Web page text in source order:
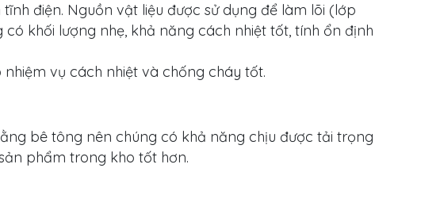
điện. Nguồn vật liệu được sử dụng để làm lõi (lớp
có khối lượng nhẹ, khả năng cách nhiệt tốt, tính ổn định
vụ cách nhiệt và chống cháy tốt.
bê tông nên chúng có khả năng chịu được tải trọng
phẩm trong kho tốt hơn.